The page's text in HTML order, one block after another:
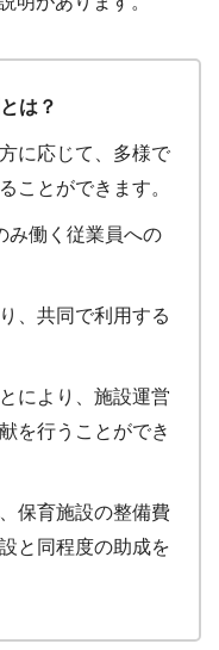
は？
に応じて、多様で
ことができます。
み働く従業員への
、共同で利用する
により、施設運営
を行うことができ
保育施設の整備費
と同程度の助成を